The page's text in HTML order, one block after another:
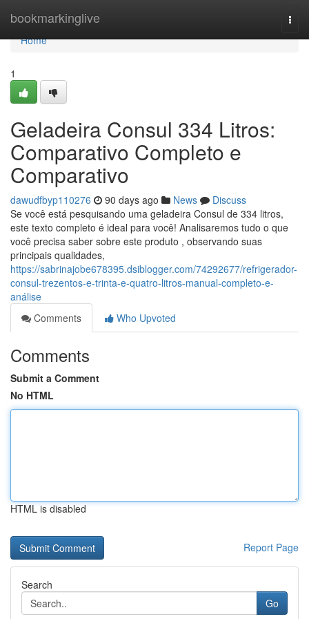
bookmarkinglive
Home
Home
1
Geladeira Consul 334 Litros:
Comparativo Completo e
Comparativo
dawudfbyp110276 90 days ago News
Discuss
Se você está pesquisando uma geladeira Consul de 334 litros,
este texto completo é ideal para você! Analisaremos tudo o que
você precisa saber sobre este produto , observando suas
principais qualidades,
https://sabrinajobe678395.dsiblogger.com/74292677/refrigerador-
consul-trezentos-e-trinta-e-quatro-litros-manual-completo-e-
análise
Comments
Who Upvoted
Comments
Submit a Comment
No HTML
HTML is disabled
Report Page
Search
Go